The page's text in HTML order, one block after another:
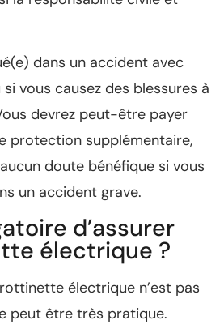
dans un accident avec
vous causez des blessures à
devrez peut-être payer
protection supplémentaire,
doute bénéfique si vous
un accident grave.
d’assurer
électrique ?
électrique n’est pas
peut être très pratique.